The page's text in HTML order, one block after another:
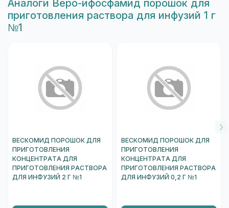
Aналоги Веро-ифосфамид порошок для
приготовления раствора для инфузий 1 г
№1
ВЕСКОМИД ПОРОШОК ДЛЯ
ПРИГОТОВЛЕНИЯ
КОНЦЕНТРАТА ДЛЯ
ПРИГОТОВЛЕНИЯ РАСТВОРА
ДЛЯ ИНФУЗИЙ 2 Г №1
ВЕСКОМИД ПОРОШОК ДЛЯ
ПРИГОТОВЛЕНИЯ
КОНЦЕНТРАТА ДЛЯ
ПРИГОТОВЛЕНИЯ РАСТВОРА
ДЛЯ ИНФУЗИЙ 0,2 Г №1